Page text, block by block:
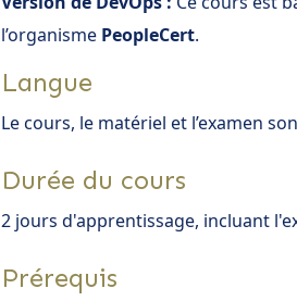
l’organisme PeopleCert.
Langue
Le cours, le matériel et l’examen
Durée du cours
2 jours d'apprentissage, incluant
Prérequis